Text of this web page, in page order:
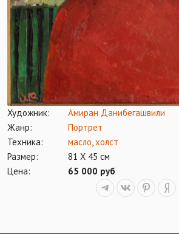
Художник:
Амиран Данибегашвили
Жанр:
Портрет
Техника:
масло,холст
Размер:
81 Х 45 см
Цена:
65 000 руб